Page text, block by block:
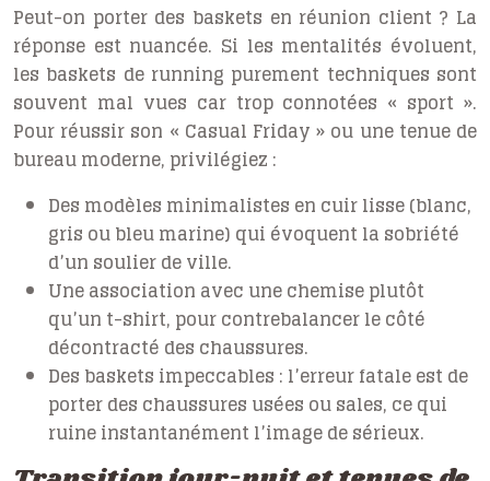
Peut-on porter des baskets en réunion client ? La
réponse est nuancée. Si les mentalités évoluent,
les baskets de running purement techniques sont
souvent mal vues car trop connotées « sport ».
Pour réussir son « Casual Friday » ou une tenue de
bureau moderne, privilégiez :
Des modèles minimalistes en cuir lisse (blanc,
gris ou bleu marine) qui évoquent la sobriété
d’un soulier de ville.
Une association avec une chemise plutôt
qu’un t-shirt, pour contrebalancer le côté
décontracté des chaussures.
Des baskets impeccables : l’erreur fatale est de
porter des chaussures usées ou sales, ce qui
ruine instantanément l’image de sérieux.